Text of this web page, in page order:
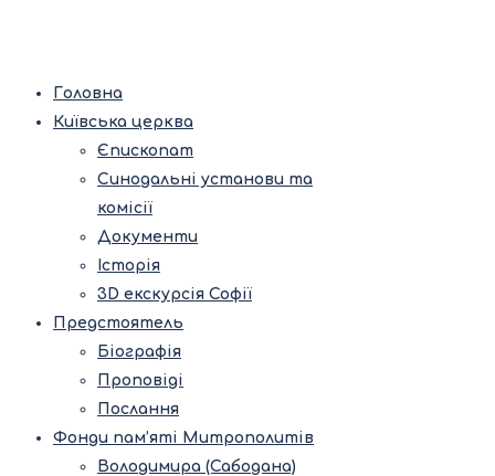
Головна
Київська церква
Єпископат
Синодальні установи та
комісії
Документи
Історія
3D екскурсія Софії
Предстоятель
Біографія
Проповіді
Послання
Фонди пам’яті Митрополитів
Володимира (Сабодана)